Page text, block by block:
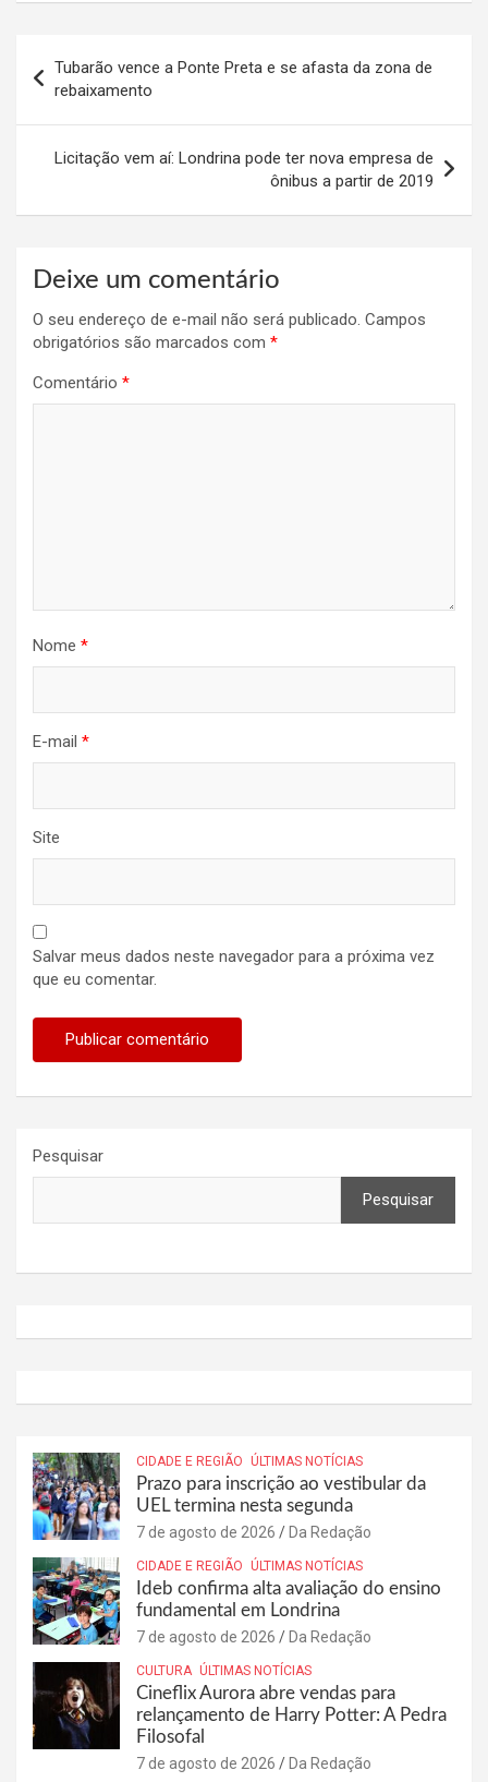
de
Post
Tubarão vence a Ponte Preta e se afasta da zona de
rebaixamento
Licitação vem aí: Londrina pode ter nova empresa de
ônibus a partir de 2019
Deixe um comentário
O seu endereço de e-mail não será publicado. Campos
obrigatórios são marcados com *
Comentário *
Nome *
E-mail *
Site
Salvar meus dados neste navegador para a próxima vez
que eu comentar.
Pesquisar
Pesquisar
CIDADE E REGIÃO ÚLTIMAS NOTÍCIAS
Prazo para inscrição ao vestibular da
UEL termina nesta segunda
7 de agosto de 2026 Da Redação
CIDADE E REGIÃO ÚLTIMAS NOTÍCIAS
Ideb confirma alta avaliação do ensino
fundamental em Londrina
7 de agosto de 2026 Da Redação
CULTURA ÚLTIMAS NOTÍCIAS
Cineflix Aurora abre vendas para
relançamento de Harry Potter: A Pedra
Filosofal
7 de agosto de 2026 Da Redação